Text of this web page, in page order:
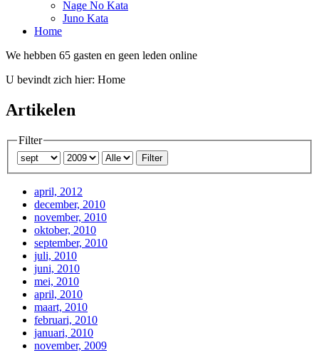
Nage No Kata
Juno Kata
Home
We hebben 65 gasten en geen leden online
U bevindt zich hier: Home
Artikelen
Filter
Filter
april, 2012
december, 2010
november, 2010
oktober, 2010
september, 2010
juli, 2010
juni, 2010
mei, 2010
april, 2010
maart, 2010
februari, 2010
januari, 2010
november, 2009